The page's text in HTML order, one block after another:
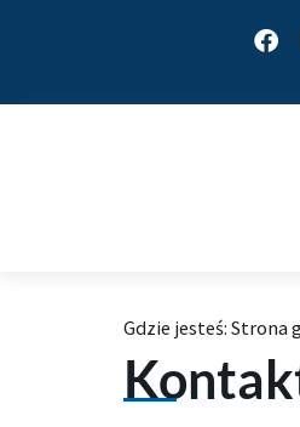
Gdzie jesteś: Strona